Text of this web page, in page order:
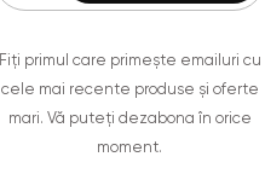
Fiți primul care primește emailuri cu
cele mai recente produse și oferte
mari. Vă puteți dezabona în orice
moment.